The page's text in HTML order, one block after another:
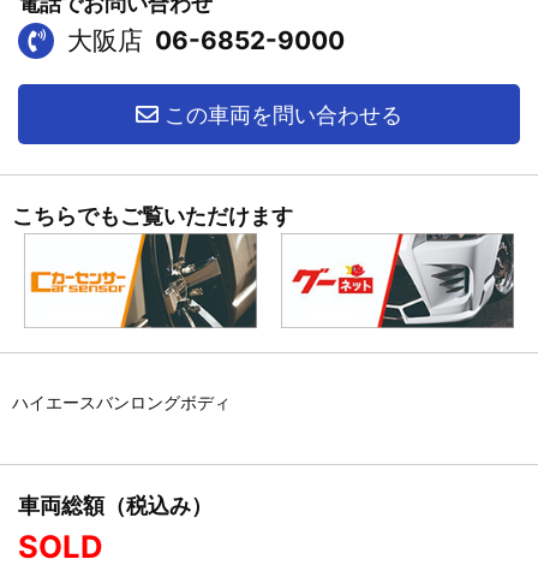
大阪店 06-6852-9000
この車両を問い合わせる
こちらでもご覧いただけます
ハイエースバンロングボディ
車両総額（税込み）
SOLD